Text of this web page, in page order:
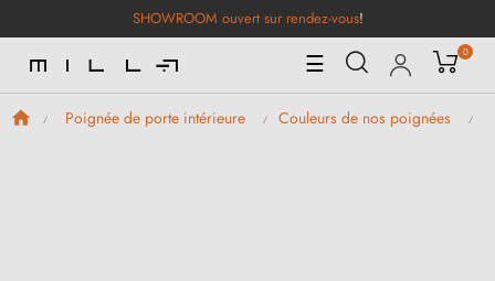
SHOWROOM ouvert sur rendez-vous!
Basculer
la
navigation
☰ 0
Poignée de porte intérieure Couleurs de nos poignées